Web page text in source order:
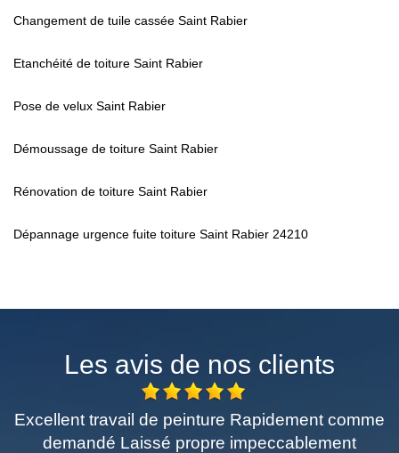
Changement de tuile cassée Saint Rabier
Etanchéité de toiture Saint Rabier
Pose de velux Saint Rabier
Démoussage de toiture Saint Rabier
Rénovation de toiture Saint Rabier
Dépannage urgence fuite toiture Saint Rabier 24210
Les avis de nos clients
travail de peinture Rapidement comme
demandé Laissé propre impeccablement